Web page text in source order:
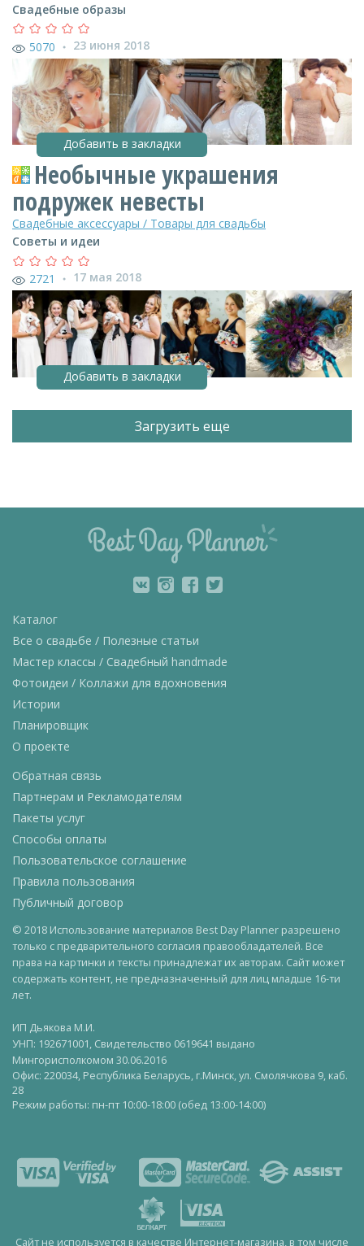
Свадебные образы
5070 ● 23 июня 2018
Добавить в закладки
Необычные украшения
подружек невесты
Свадебные аксессуары / Товары для свадьбы
Советы и идеи
2721 ● 17 мая 2018
Добавить в закладки
Загрузить еще
Каталог
Все о свадьбе / Полезные статьи
Мастер классы / Свадебный handmade
Фотоидеи / Коллажи для вдохновения
Истории
Планировщик
О проекте
Обратная связь
Партнерам и Рекламодателям
Пакеты услуг
Способы оплаты
Пользовательское соглашение
Правила пользования
Публичный договор
© 2018 Использование материалов Best Day Planner разрешено
только с предварительного согласия правообладателей. Все
права на картинки и тексты принадлежат их авторам. Сайт может
содержать контент, не предназначенный для лиц младше 16-ти
лет.
ИП Дьякова М.И.
УНП: 192671001, Свидетельство 0619641 выдано
Мингорисполкомом 30.06.2016
Офис: 220034, Республика Беларусь, г.Минск, ул. Смолячкова 9, каб.
28
Режим работы: пн-пт 10:00-18:00 (обед 13:00-14:00)
Сайт не используется в качестве Интернет-магазина, в том числе